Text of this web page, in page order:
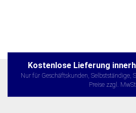
Kostenlose Lieferung
Nur für Geschäftskunden, Selbstständige,
Preise zzgl.